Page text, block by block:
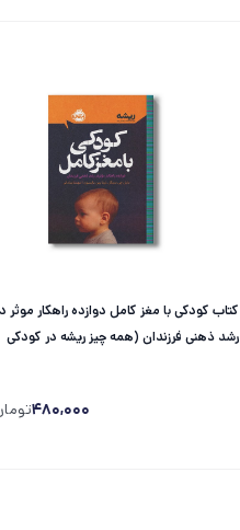
کتاب کودکی با مغز کامل دوازده راهکار موثر
رشد ذهنی فرزندان (همه چیز ریشه در کودکی
480,000